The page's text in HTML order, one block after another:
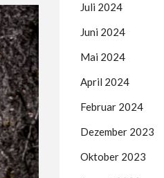
Juli 2024
Juni 2024
Mai 2024
April 2024
Februar 2024
Dezember 2023
Oktober 2023